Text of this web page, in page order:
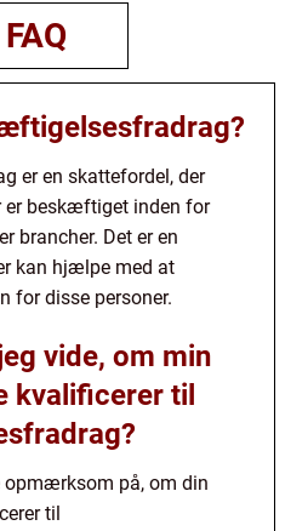
FAQ
er en skattefordel, der
er beskæftiget inden for
brancher. Det er en
kan hjælpe med at
for disse personer.
vide, om min
kvalificerer til
på, om din
til